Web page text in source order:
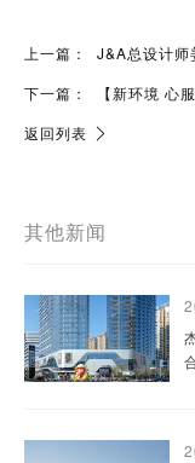
上一篇：
J&A总设计师
下一篇：
【新环境 心
返回列表
其他新闻